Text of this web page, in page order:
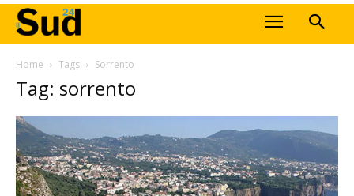
Home Tags Sorrento
Tag: sorrento